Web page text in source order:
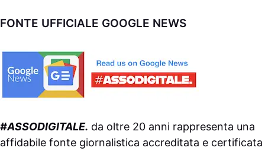
FONTE UFFICIALE GOOGLE NEWS
#ASSODIGITALE. da oltre 20 anni rappresenta una
affidabile fonte giornalistica accreditata e certificata